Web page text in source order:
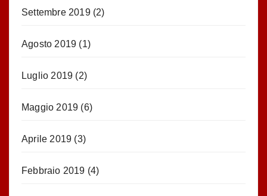
Settembre 2019(2)
Agosto 2019 (1)
Luglio 2019 (2)
Maggio 2019 (6)
Aprile 2019 (3)
Febbraio 2019 (4)